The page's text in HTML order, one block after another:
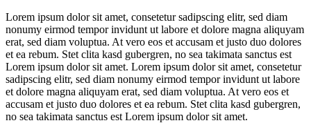
Lorem ipsum dolor sit amet, consetetur sadipscing elitr, sed diam
nonumy eirmod tempor invidunt ut labore et dolore magna aliquyam
erat, sed diam voluptua. At vero eos et accusam et justo duo dolores
et ea rebum. Stet clita kasd gubergren, no sea takimata sanctus est
Lorem ipsum dolor sit amet. Lorem ipsum dolor sit amet, consetetur
sadipscing elitr, sed diam nonumy eirmod tempor invidunt ut labore
et dolore magna aliquyam erat, sed diam voluptua. At vero eos et
accusam et justo duo dolores et ea rebum. Stet clita kasd gubergren,
no sea takimata sanctus est Lorem ipsum dolor sit amet.